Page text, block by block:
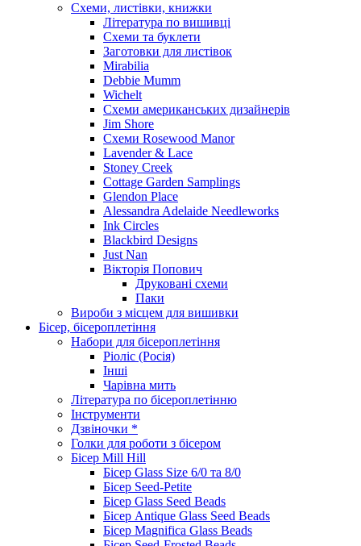
Схеми, листівки, книжки
Література по вишивці
Схеми та буклети
Заготовки для листівок
Mirabilia
Debbie Mumm
Wichelt
Схеми американських дизайнерів
Jim Shore
Cхеми Rosewood Manor
Lavender & Lace
Stoney Creek
Cottage Garden Samplings
Glendon Place
Alessandra Adelaide Needleworks
Ink Circles
Blackbird Designs
Just Nan
Вікторія Попович
Друковані схеми
Паки
Вироби з місцем для вишивки
Бісер, бісероплетіння
Набори для бісероплетіння
Ріоліс (Росія)
Інші
Чарівна мить
Література по бісероплетінню
Інструменти
Дзвіночки *
Голки для роботи з бісером
Бісер Mill Hill
Бісер Glass Size 6/0 та 8/0
Бісер Seed-Petite
Бісер Glass Seed Beads
Бісер Antique Glass Seed Beads
Бісер Magnifica Glass Beads